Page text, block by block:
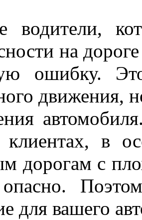
водители,
на
ошибку.
движения,
в
дорогам с
для вашего